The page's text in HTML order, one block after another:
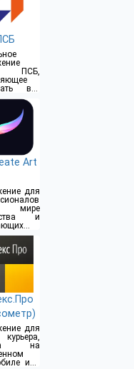
ПСБ,
все
прямо
Art
для
и
для
курьера,
на
или